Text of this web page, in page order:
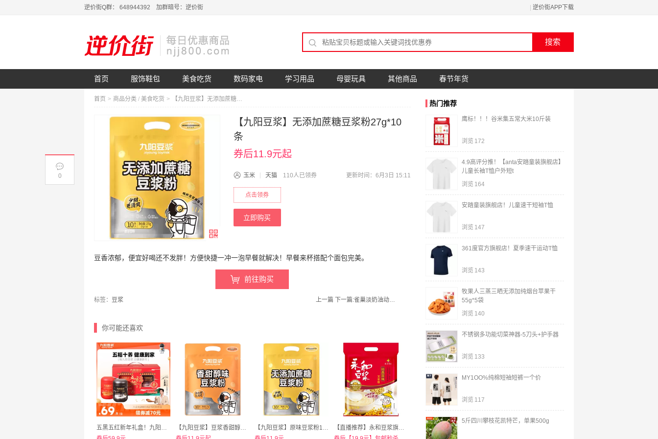
逆价街Q群： 648944392 加群暗号：逆价街 逆价街APP下载
首页 服饰鞋包 美食吃货 数码家电 学习用品 母婴玩具 其他商品 春节年货
首页 > 商品分类 / 美食吃货 > 【九阳豆浆】无添加蔗糖豆浆粉27g*10条
【九阳豆浆】无添加蔗糖豆浆粉27g*10
条
券后11.9元起
玉米 天猫 110人已领券 更新时间：6月3日 15:11
点击领券
立即购买
豆香浓郁，便宜好喝还不发胖！方便快捷一冲一泡早餐就解决！早餐来杯搭配个面包完美。
前往购买
标签： 豆浆 上一篇 下一篇: 雀巢淡奶油动物奶油250ml*3盒
你可能还喜欢
五黑五红新年礼盒！九阳豆浆五福临门礼盒960g
【九阳豆浆】豆浆香甜醇味27g*10条
【九阳豆浆】原味豆浆粉10条袋装
【直播推荐】永和豆浆旗舰店！经典豆浆粉480g/16包
热门推荐
鹰标！！！谷米集五常大米10斤装
浏览 172
4.9高评分推！【anta安踏童装旗舰店】
儿童长袖T恤户外短t
浏览 164
安踏童装旗舰店！儿童速干短袖T恤
浏览 147
361度官方旗舰店！夏季速干运动T恤
浏览 143
牧果人三蒸三晒无添加纯烟台苹果干
55g*5袋
浏览 140
不锈钢多功能切菜神器-5刀头+护手器
浏览 133
MY1OO%纯棉短袖短裤一个价
浏览 117
5斤四川攀枝花凯特芒，单果500g
0